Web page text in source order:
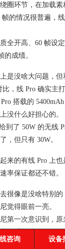
环节，在加载素
帧的情况很普遍，
开高、60 帧设定
的成绩。
没啥大问题，但
，线 Pro 确实主
搭载的 5400mAh
没什么好担心的。
了 50W 的无线
，但只有 30W。
的有线 Pro 上也
率保证都还不错。
像是没啥特别的
觉得眼前一亮。
一次意识到，原
好看照片的。
咨询 设备